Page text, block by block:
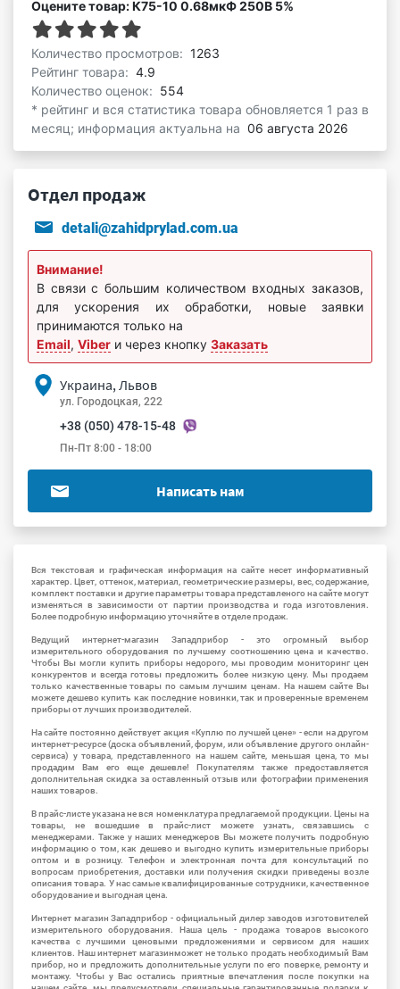
Оцените товар: К75-10 0.68мкФ 250В 5%
Количество просмотров: 1263
Рейтинг товара: 4.9
Количество оценок: 554
* рейтинг и вся статистика товара обновляется 1 раз в
месяц; информация актуальна на 06 августа 2026
Отдел продаж
detali@zahidprylad.com.ua
Внимание!
В связи с большим количеством входных заказов,
для ускорения их обработки, новые заявки
принимаются только на
Email, Viber и через кнопку Заказать
Украина, Львов
ул. Городоцкая, 222
+38 (050) 478-15-48
Пн-Пт 8:00 - 18:00
Написать нам
Вся текстовая и графическая информация на сайте несет информативный
характер. Цвет, оттенок, материал, геометрические размеры, вес, содержание,
комплект поставки и другие параметры товара представленого на сайте могут
изменяться в зависимости от партии производства и года изготовления.
Более подробную информацию уточняйте в отделе продаж.
Ведущий интернет-магазин Западприбор - это огромный выбор
измерительного оборудования по лучшему соотношению цена и качество.
Чтобы Вы могли купить приборы недорого, мы проводим мониторинг цен
конкурентов и всегда готовы предложить более низкую цену. Мы продаем
только качественные товары по самым лучшим ценам. На нашем сайте Вы
можете дешево купить как последние новинки, так и проверенные временем
приборы от лучших производителей.
На сайте постоянно действует акция «Куплю по лучшей цене» - если на другом
интернет-ресурсе (доска объявлений, форум, или объявление другого онлайн-
сервиса) у товара, представленного на нашем сайте, меньшая цена, то мы
продадим Вам его еще дешевле! Покупателям также предоставляется
дополнительная скидка за оставленный отзыв или фотографии применения
наших товаров.
В прайс-листе указана не вся номенклатура предлагаемой продукции. Цены на
товары, не вошедшие в прайс-лист можете узнать, связавшись с
менеджерами. Также у наших менеджеров Вы можете получить подробную
информацию о том, как дешево и выгодно купить измерительные приборы
оптом и в розницу. Телефон и электронная почта для консультаций по
вопросам приобретения, доставки или получения скидки приведены возле
описания товара. У нас самые квалифицированные сотрудники, качественное
оборудование и выгодная цена.
Интернет магазин Западприбор - официальный дилер заводов изготовителей
измерительного оборудования. Наша цель - продажа товаров высокого
качества с лучшими ценовыми предложениями и сервисом для наших
клиентов. Наш интернет магазинможет не только продать необходимый Вам
прибор, но и предложить дополнительные услуги по его поверке, ремонту и
монтажу. Чтобы у Вас остались приятные впечатления после покупки на